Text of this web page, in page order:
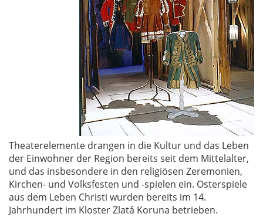
Theaterelemente drangen in die Kultur und das Leben
der Einwohner der Region bereits seit dem Mittelalter,
und das insbesondere in den religiösen Zeremonien,
Kirchen- und Volksfesten und -spielen ein. Osterspiele
aus dem Leben Christi wurden bereits im 14.
Jahrhundert im Kloster Zlatá Koruna betrieben.